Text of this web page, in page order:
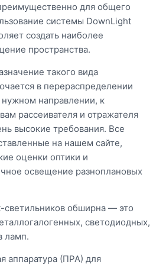
для общего
системы DownLight
создать наиболее
пространства.
такого вида
в перераспределении
нужном направлении, к
рассеивателя и отражателя
высокие требования. Все
на нашем сайте,
оценки оптики и
освещение разноплановых
обширна — это
светодиодных,
ламп.
аппаратура (ПРА) для